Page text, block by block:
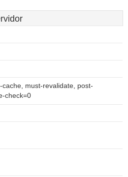
cache, must-revalidate, post-
check=0